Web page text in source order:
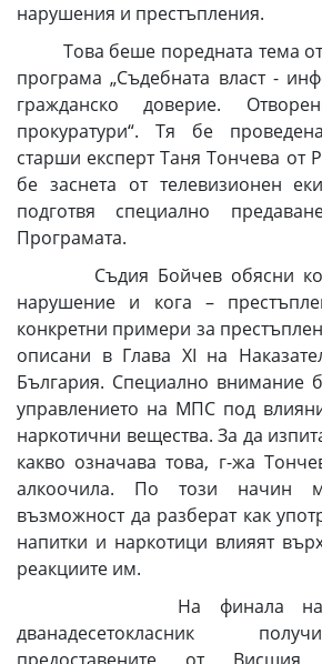
нарушения и престъпления.
Това беше поредната тема от
програма „Съдебната власт -
гражданско доверие.
прокуратури“. Тя бе
старши експерт Таня Тончева от
бе заснета от телевизионен
подготвя специално
Програмата.
Съдия Бойчев обясни
нарушение и кога –
конкретни примери за
описани в Глава ХІ на
България. Специално внимание
управлението на МПС под
наркотични вещества. За да
какво означава това, г-жа
алкоочила. По този начин
възможност да разберат как
напитки и наркотици влияят
реакциите им.
На финала на
дванадесетокласник